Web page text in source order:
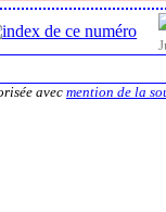
avec mention de la